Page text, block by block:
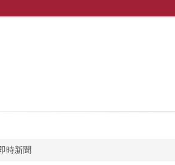
時新聞